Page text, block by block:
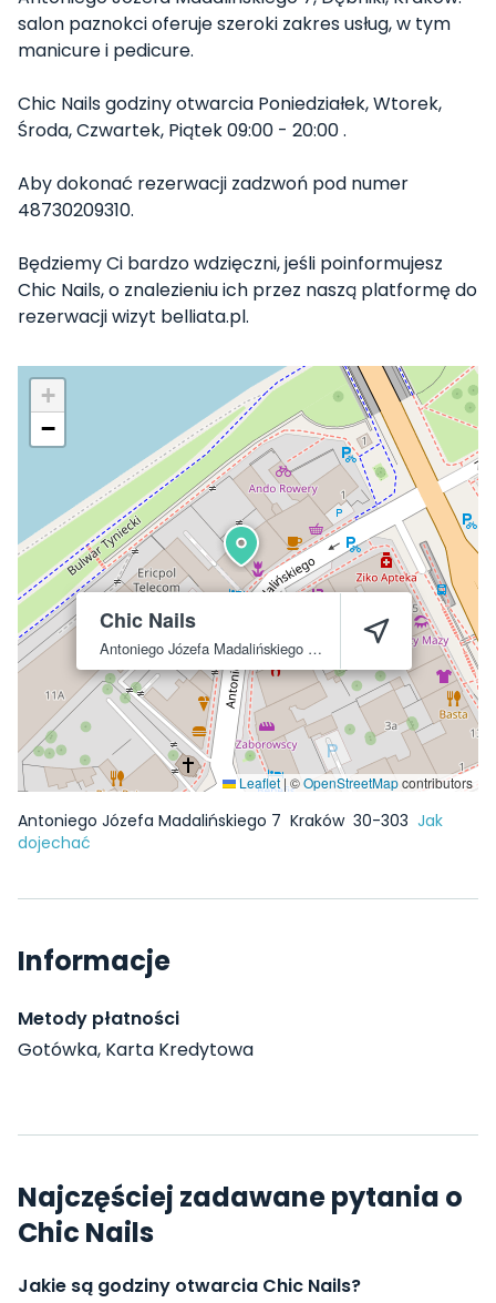
salon paznokci oferuje szeroki zakres usług, w tym
manicure i pedicure.
Chic Nails godziny otwarcia Poniedziałek, Wtorek,
Środa, Czwartek, Piątek 09:00 - 20:00 .
Aby dokonać rezerwacji zadzwoń pod numer
48730209310.
Będziemy Ci bardzo wdzięczni, jeśli poinformujesz
Chic Nails, o znalezieniu ich przez naszą platformę do
rezerwacji wizyt belliata.pl.
Chic Nails
Antoniego Józefa Madalińskiego 7Kraków 30-303
+
−
Leaflet |©OpenStreetMapcontributors
Antoniego Józefa Madalińskiego 7 Kraków 30-303 Jak
dojechać
Informacje
Metody płatności
Gotówka, Karta Kredytowa
Najczęściej zadawane pytania o
Chic Nails
Jakie są godziny otwarcia Chic Nails?